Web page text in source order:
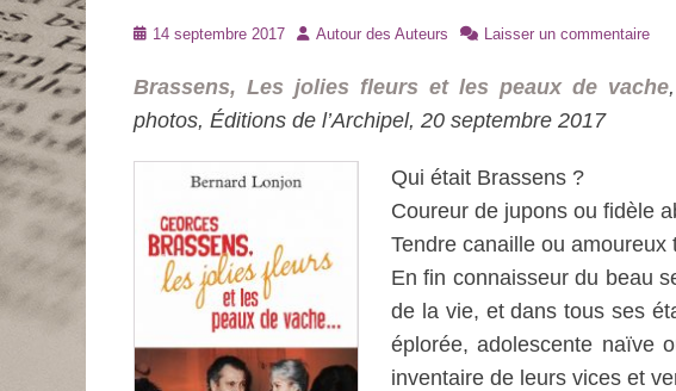
Posté14 septembre 2017 Auteur
Autour des Auteurs Laisser un commentaire
Brassens, Les jolies fleurs et les peaux de vache
photos, Éditions de l’Archipel, 20 septembre 2017
Qui était Brassens ?
Coureur de jupons ou fidèle
Tendre canaille ou amoureux
En fin connaisseur du beau
de la vie, et dans tous ses
éplorée, adolescente naïve
inventaire de leurs vices et